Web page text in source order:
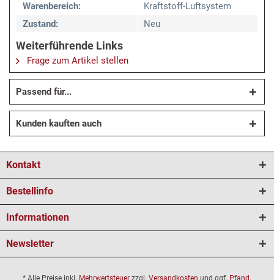
Warenbereich:
Kraftstoff-Luftsystem
Zustand:
Neu
Weiterführende Links
Frage zum Artikel stellen
Passend für...
Kunden kauften auch
Kontakt
Bestellinfo
Informationen
Newsletter
* Alle Preise inkl. Mehrwertsteuer zzgl. Versandkosten und ggf. Pfand.